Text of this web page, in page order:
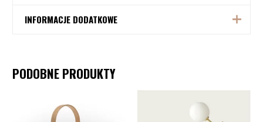
INFORMACJE DODATKOWE
Kolor
Kumo Noir
Źródło światła
E27 max. 40W. Żarówka nie jest
PODOBNE PRODUKTY
Zakres